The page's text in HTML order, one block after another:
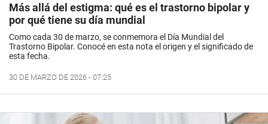
Más allá del estigma: qué es el trastorno bipolar y
por qué tiene su día mundial
Como cada 30 de marzo, se conmemora el Día Mundial del
Trastorno Bipolar. Conocé en esta nota el origen y el significado de
esta fecha.
30 DE MARZO DE 2026 - 07:25